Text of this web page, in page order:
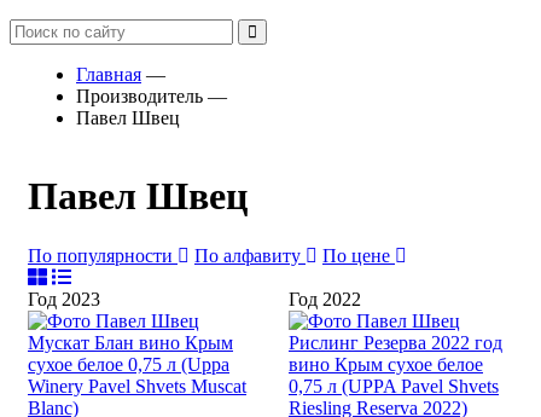
Главная —
Производитель —
Павел Швец
Павел Швец
По популярности По алфавиту По цене
Год 2023 Год 2022